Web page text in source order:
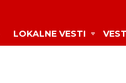
LOKALNE VESTI